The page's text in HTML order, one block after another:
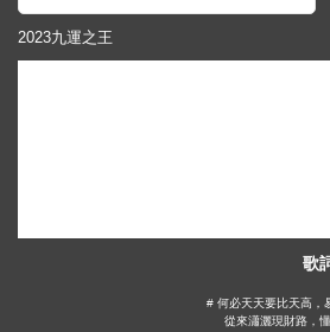
2023九運之王
歌
# 何必天天要比天高，
從來瀟灑現財路，